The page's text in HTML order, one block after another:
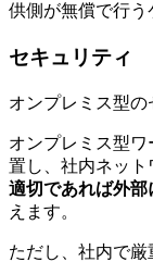
供側が無償で行う
セキュリティ
オンプレミス型の
オンプレミス型
置し、社内ネット
適切であれば外
えます。
ただし、社内で